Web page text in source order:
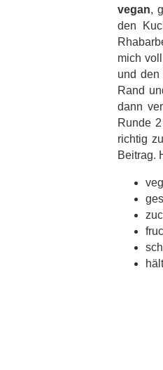
vegan,
den
mich
und
Rand
dann
Runde
richtig
Beitrag.